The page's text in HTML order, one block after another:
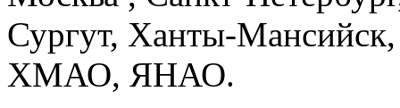
Сургут, Ханты-
ХМАО, ЯНАО.